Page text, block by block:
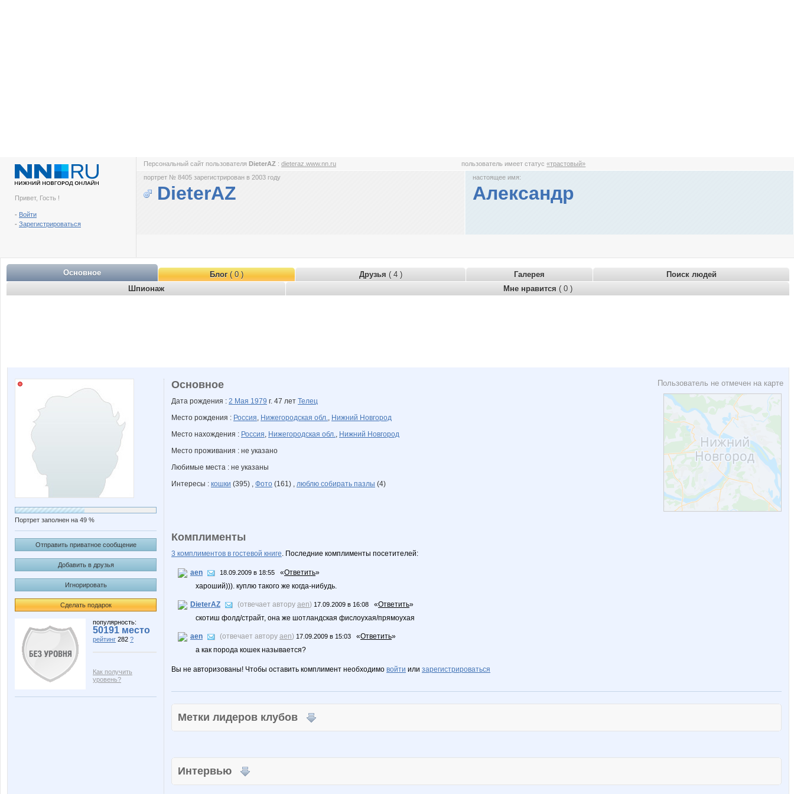
Привет, Гость !
- Войти
- Зарегистрироваться
Персональный сайт пользователя DieterAZ : dieteraz.www.nn.ru пользователь имеет статус«трастовый»
портрет № 8405 зарегистрирован в 2003 году
DieterAZ
настоящее имя:
Александр
Основное Блог( 0 ) Друзья ( 4 ) Галерея
Поиск людей
Шпионаж
Мне нравится ( 0 )
Портрет заполнен на 49 %
Отправить приватное сообщение
Добавить в друзья
Игнорировать
Сделать подарок
популярность:
50191 место
рейтинг 282 ?
Как получить
уровень?
Пользователь не отмечен на карте
Основное
Дата рождения : 2 Мая 1979 г. 47 лет Телец
Место рождения : Россия, Нижегородская обл., Нижний Новгород
Место нахождения : Россия, Нижегородская обл., Нижний Новгород
Место проживания : не указано
Любимые места : не указаны
Интересы : кошки (395) , Фото (161) , люблю собирать пазлы (4)
Комплименты
3 комплиментов в гостевой книге. Последние комплименты посетителей:
aen 18.09.2009 в 18:55 «Ответить»
хароший))). куплю такого же когда-нибудь.
DieterAZ (отвечает автору aen) 17.09.2009 в 16:08 «Ответить»
скотиш фолд/страйт, она же шотландская фислоухая/прямоухая
aen (отвечает автору aen) 17.09.2009 в 15:03 «Ответить»
а как порода кошек называется?
Вы не авторизованы! Чтобы оставить комплимент необходимо войти или зарегистрироваться
Метки лидеров клубов
Интервью